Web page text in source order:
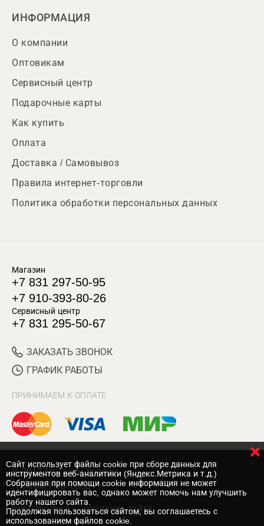
ИНФОРМАЦИЯ
О компании
Оптовикам
Сервисный центр
Подарочные карты
Как купить
Оплата
Доставка / Самовывоз
Правила интернет-торговли
Политика обработки персональных данных
Магазин
+7 831 297-50-95
+7 910-393-80-26
Сервисный центр
+7 831 295-50-67
ЗАКАЗАТЬ ЗВОНОК
ГРАФИК РАБОТЫ
ПРИНИМАЕМ К ОПЛАТЕ
© 2017 Магазин Хозяин
Нижний Новгород
Вебмеханика — создание сайта
Cайт использует файлы cookie при сборе данных для
инструментов веб-аналитики (Яндекс.Метрика и т.д.)
Собранная при помощи cookie информация не может
идентифицировать вас, однако может помочь нам улучшить
работу нашего сайта.
Продолжая пользоваться сайтом, вы соглашаетесь с
использованием файлов cookie.